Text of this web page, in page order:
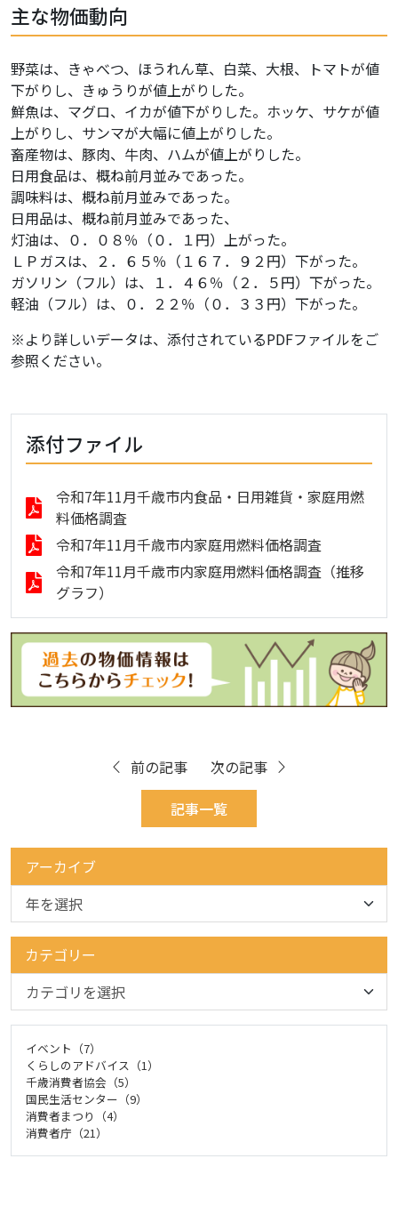
主な物価動向
野菜は、きゃべつ、ほうれん草、白菜、大根、トマトが値
下がりし、きゅうりが値上がりした。
鮮魚は、マグロ、イカが値下がりした。ホッケ、サケが値
上がりし、サンマが大幅に値上がりした。
畜産物は、豚肉、牛肉、ハムが値上がりした。
日用食品は、概ね前月並みであった。
調味料は、概ね前月並みであった。
日用品は、概ね前月並みであった、
灯油は、０．０８％（０．１円）上がった。
ＬＰガスは、２．６５％（１６７．９２円）下がった。
ガソリン（フル）は、１．４６％（２．５円）下がった。
軽油（フル）は、０．２２％（０．３３円）下がった。
※より詳しいデータは、添付されているPDFファイルをご
参照ください。
添付ファイル
令和7年11月千歳市内食品・日用雑貨・家庭用燃
料価格調査
令和7年11月千歳市内家庭用燃料価格調査
令和7年11月千歳市内家庭用燃料価格調査（推移
グラフ）
前の記事
記事一覧
次の記事
アーカイブ
カテゴリー
イベント（7）
くらしのアドバイス（1）
千歳消費者協会（5）
国民生活センター（9）
消費者まつり（4）
消費者庁（21）